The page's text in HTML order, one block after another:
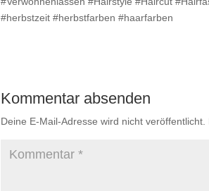
#herbstzeit #herbstfarben #haarfarben
Kommentar absenden
Deine E-Mail-Adresse wird nicht veröffentlicht.